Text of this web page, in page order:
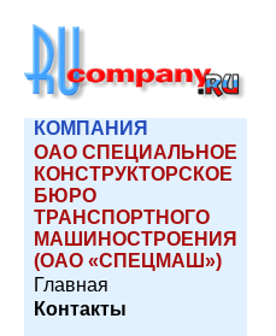
КОМПАНИЯ
ОАО СПЕЦИАЛЬНОЕ
КОНСТРУКТОРСКОЕ
БЮРО
ТРАНСПОРТНОГО
МАШИНОСТРОЕНИЯ
(ОАО «СПЕЦМАШ»)
Главная
Контакты